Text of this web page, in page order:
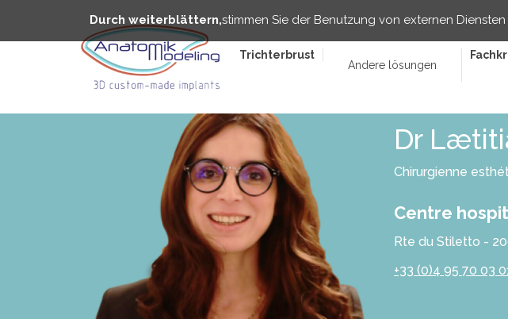
Trichterbrust
Andere lösungen
Dr
Chirurgienne
Centre
Rte du Stiletto -
+33 (0)4 95 70 03
Durch weiterblättern,stimmen Sie der Benutzung von externen Diensten